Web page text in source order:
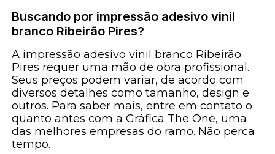
Buscando por impressão adesivo vinil
branco Ribeirão Pires?
A impressão adesivo vinil branco Ribeirão
Pires requer uma mão de obra profissional.
Seus preços podem variar, de acordo com
diversos detalhes como tamanho, design e
outros. Para saber mais, entre em contato o
quanto antes com a Gráfica The One, uma
das melhores empresas do ramo. Não perca
tempo.